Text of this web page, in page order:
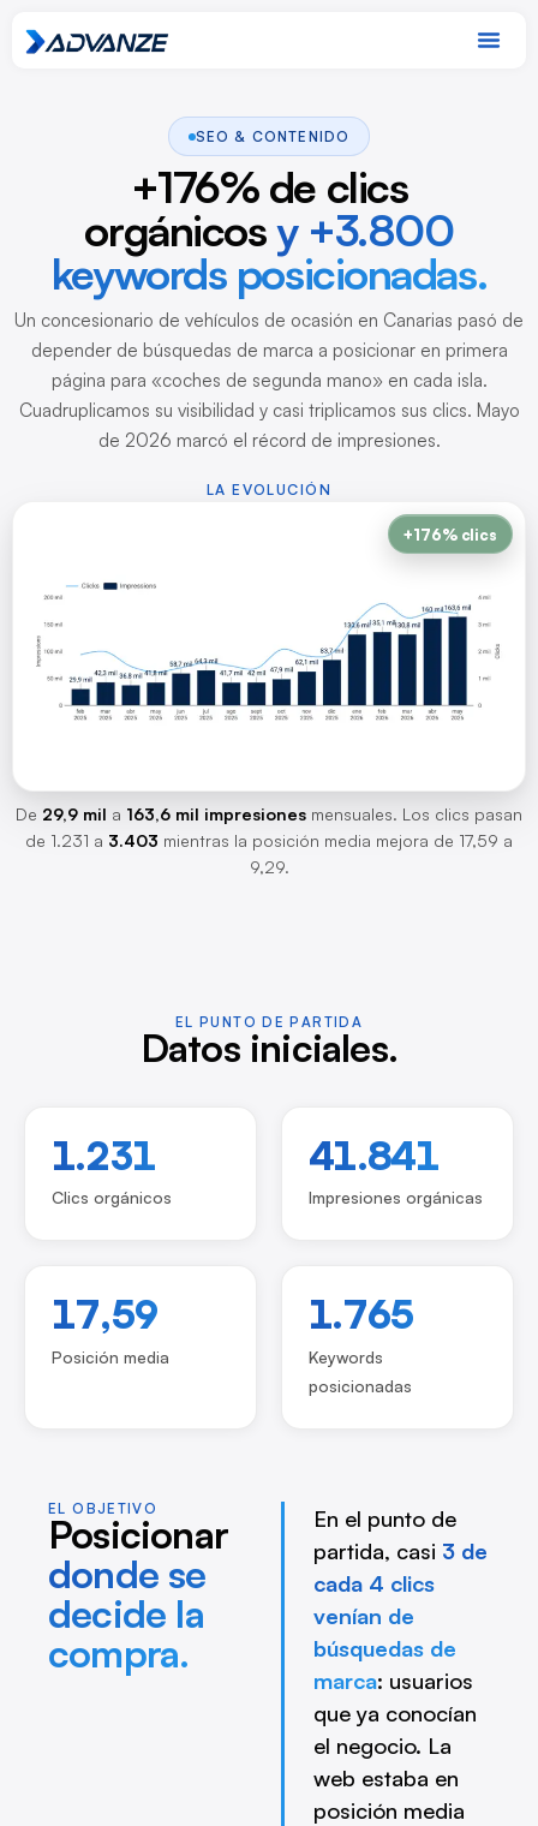
SEO & CONTENIDO
+176% de clics
orgánicosy +3.800
keywords posicionadas.
Un concesionario de vehículos de ocasión en Canarias pasó de
depender de búsquedas de marca a posicionar en primera
página para «coches de segunda mano» en cada isla.
Cuadruplicamos su visibilidad y casi triplicamos sus clics. Mayo
de 2026 marcó el récord de impresiones.
LA EVOLUCIÓN
+176% clics
De 29,9 mil a 163,6 mil impresiones mensuales. Los clics pasan
de 1.231 a 3.403 mientras la posición media mejora de 17,59 a
9,29.
EL PUNTO DE PARTIDA
Datos iniciales.
1.231
Clics orgánicos
41.841
Impresiones orgánicas
17,59
Posición media
1.765
Keywords
posicionadas
EL OBJETIVO
Posicionar
donde se
decide la
compra.
En el punto de
partida, casi 3 de
cada 4 clics
venían de
búsquedas de
marca: usuarios
que ya conocían
el negocio. La
web estaba en
posición media